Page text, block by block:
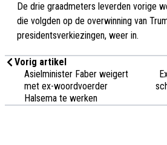
De drie graadmeters leverden vorige
die volgden op de overwinning van
presidentsverkiezingen, weer in.
Vorig artikel
Asielminister Faber weigert
met ex-woordvoerder
Halsema te werken